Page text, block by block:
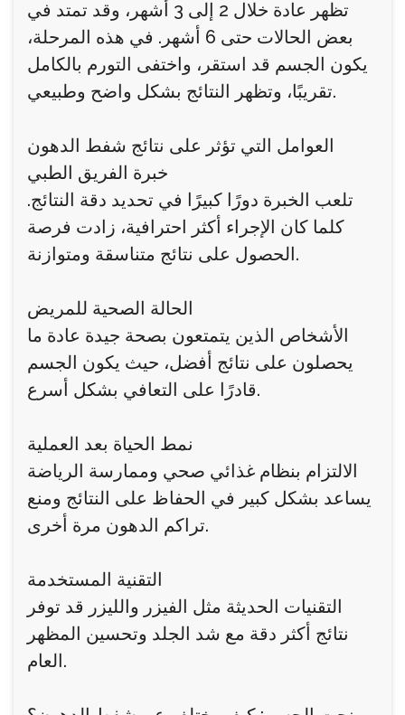
تظهر عادة خلال 2 إلى 3 أشهر، وقد تمتد في
بعض الحالات حتى 6 أشهر. في هذه المرحلة،
يكون الجسم قد استقر، واختفى التورم بالكامل
تقريبًا، وتظهر النتائج بشكل واضح وطبيعي.
العوامل التي تؤثر على نتائج شفط الدهون
خبرة الفريق الطبي
تلعب الخبرة دورًا كبيرًا في تحديد دقة النتائج.
كلما كان الإجراء أكثر احترافية، زادت فرصة
الحصول على نتائج متناسقة ومتوازنة.
الحالة الصحية للمريض
الأشخاص الذين يتمتعون بصحة جيدة عادة ما
يحصلون على نتائج أفضل، حيث يكون الجسم
قادرًا على التعافي بشكل أسرع.
نمط الحياة بعد العملية
الالتزام بنظام غذائي صحي وممارسة الرياضة
يساعد بشكل كبير في الحفاظ على النتائج ومنع
تراكم الدهون مرة أخرى.
التقنية المستخدمة
التقنيات الحديثة مثل الفيزر والليزر قد توفر
نتائج أكثر دقة مع شد الجلد وتحسين المظهر
العام.